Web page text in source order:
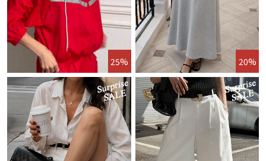
25% 20%